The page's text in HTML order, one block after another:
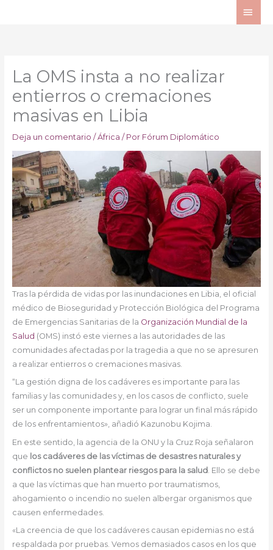
La OMS insta a no realizar
entierros o cremaciones
masivas en Libia
Deja un comentario / África / Por Fórum Diplomático
Tras la pérdida de vidas por las inundaciones en Libia, el oficial
médico de Bioseguridad y Protección Biológica del Programa
de Emergencias Sanitarias de la Organización Mundial de la
Salud (OMS) instó este viernes a las autoridades de las
comunidades afectadas por la tragedia a que no se apresuren
a realizar entierros o cremaciones masivas.
“La gestión digna de los cadáveres es importante para las
familias y las comunidades y, en los casos de conflicto, suele
ser un componente importante para lograr un final más rápido
de los enfrentamientos», añadió Kazunobu Kojima.
En este sentido, la agencia de la ONU y la Cruz Roja señalaron
que los cadáveres de las víctimas de desastres naturales y
conflictos no suelen plantear riesgos para la salud. Ello se debe
a que las víctimas que han muerto por traumatismos,
ahogamiento o incendio no suelen albergar organismos que
causen enfermedades.
«La creencia de que los cadáveres causan epidemias no está
respaldada por pruebas. Vemos demasiados casos en los que